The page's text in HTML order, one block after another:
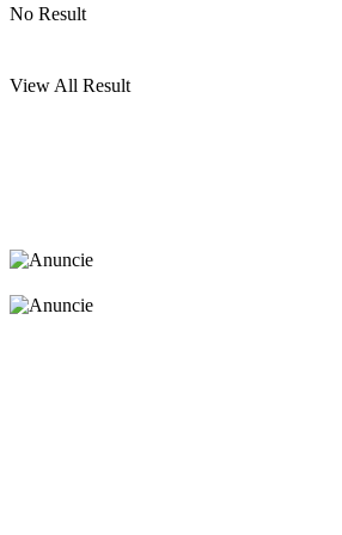
No Result
View All Result